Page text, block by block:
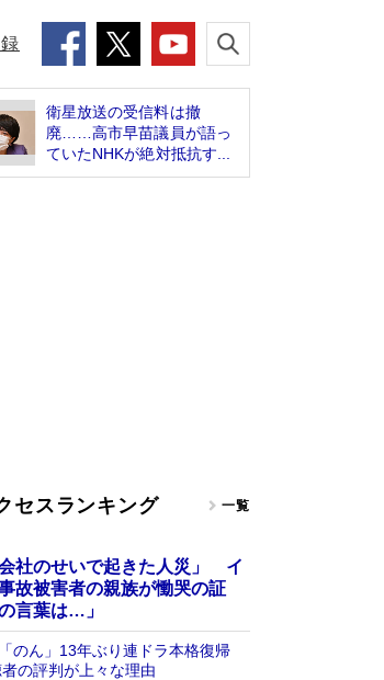
衛星放送の受信料は撤
廃……高市早苗議員が語っ
ていたNHKが絶対抵抗す...
セスランキング 一覧
会社のせいで起きた人災」 イ
故被害者の親族が慟哭の証
言葉は…」
のん」13年ぶり連ドラ本格復帰
の評判が上々な理由